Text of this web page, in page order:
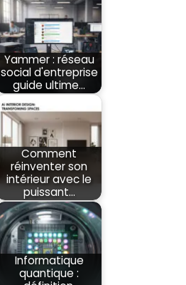
Yammer : réseau
social d'entreprise
guide ultime…
Comment
réinventer son
intérieur avec le
puissant…
Informatique
quantique :